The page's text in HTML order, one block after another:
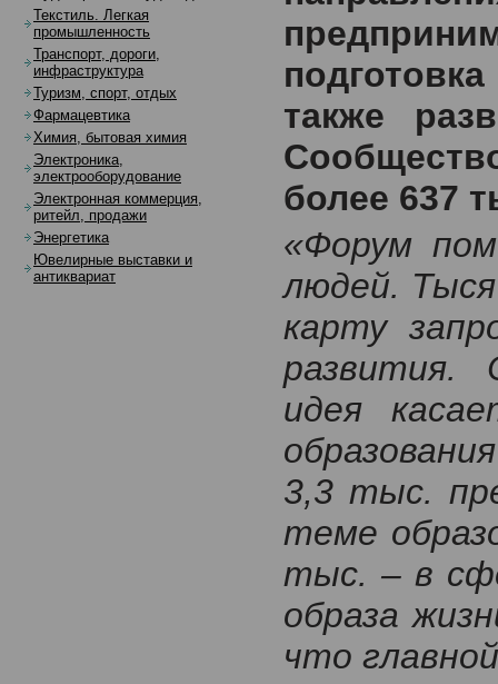
также
более 637
«Форум
людей.
карту
развития.
идея
3,3 тыс.
теме
тыс. – в
образа
что
Текстиль. Легкая
промышленность
Транспорт, дороги,
инфраструктура
Туризм, спорт, отдых
Фармацевтика
Химия, бытовая химия
Электроника,
электрооборудование
Электронная коммерция,
ритейл, продажи
Энергетика
Ювелирные выставки и
антиквариат